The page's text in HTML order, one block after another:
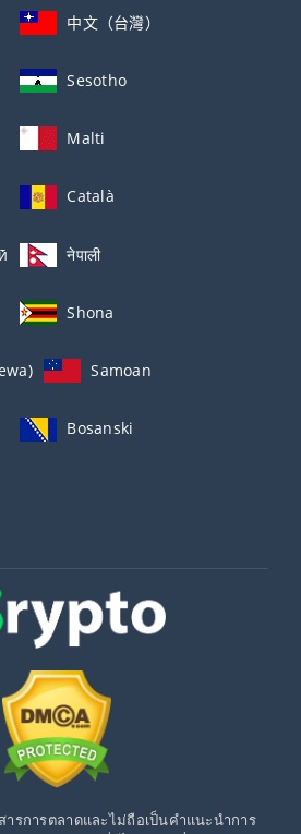
中文（台灣）
Sesotho
Malti
Català
नेपाली
Shona
Samoan
Bosanski
ารการตลาดและไม่ถือเป็นคำแนะนำการ